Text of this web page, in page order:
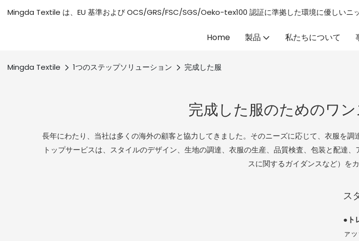
Mingda Textile は、EU 基準および OCS/GRS/FSC/SGS/Oeko-tex100 認証に準拠した環境に優しいニッ
Home 製品 私たちについて
Mingda Textile 1つのステップソリューション 完成した服
完成した服のためのワ
長年にわたり、当社は多くの海外の顧客と協力してきました。そのニーズに応じて、衣服を
トップサービスは、スタイルのデザイン、生地の調達、衣服の生産、品質検査、包装と配達
スに関するガイダンスなど）を
ス
●ト
ァ